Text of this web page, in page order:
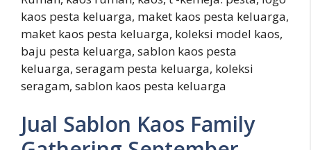
kaos pesta keluarga, maket kaos pesta keluarga,
maket kaos pesta keluarga, koleksi model kaos,
baju pesta keluarga, sablon kaos pesta
keluarga, seragam pesta keluarga, koleksi
seragam, sablon kaos pesta keluarga
Jual Sablon Kaos Family